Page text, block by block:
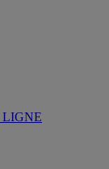
LIGNE